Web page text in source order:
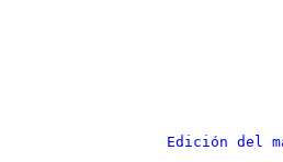
Edición del